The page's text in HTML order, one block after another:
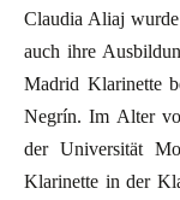
Claudia Aliaj wurde 2005 in Salamanca (Spanien) geboren, wo
auch ihre
Madrid Klarinette
Negrín. Im Alter
der Universität
Klarinette in der